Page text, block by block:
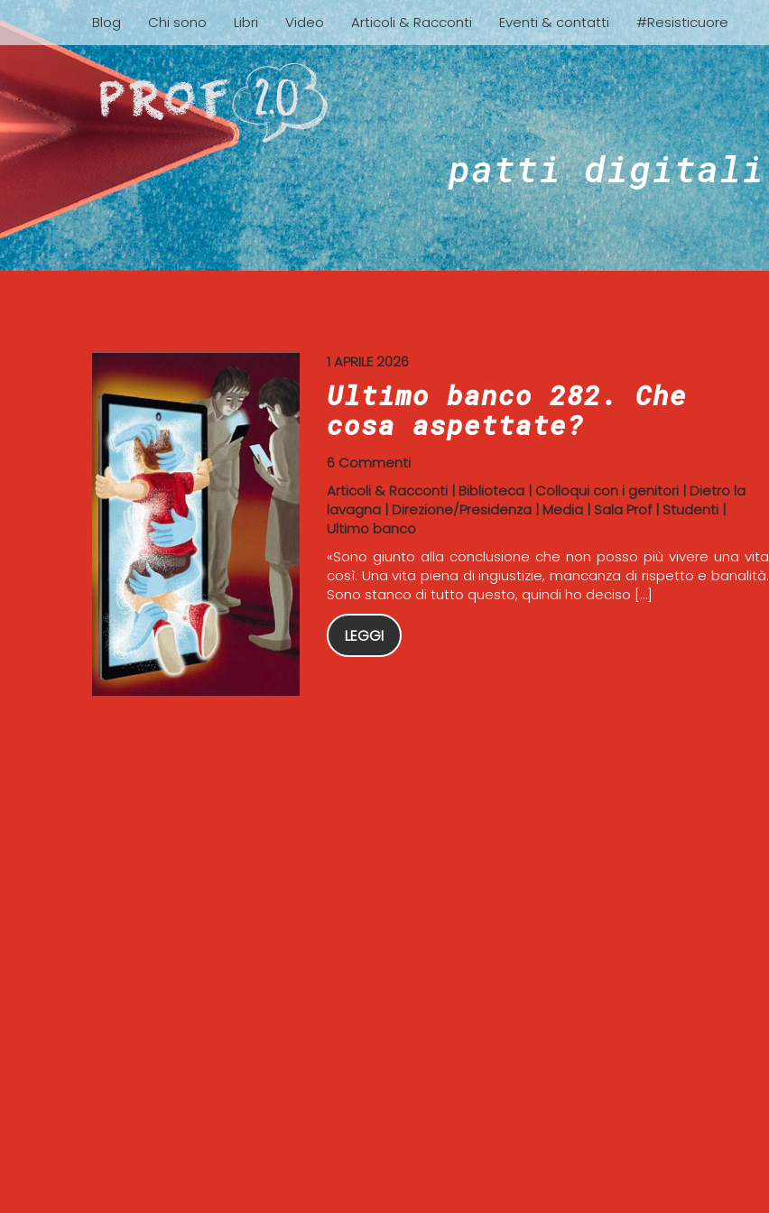
Blog Chi sono Libri Video Articoli & Racconti Eventi & contatti #Resisticuore
patti digitali
1 APRILE 2026
Ultimo banco 282. Che
cosa aspettate?
6 Commenti
Articoli & Racconti| Biblioteca| Colloqui con i genitori| Dietro la
lavagna| Direzione/Presidenza| Media| Sala Prof| Studenti|
Ultimo banco
«Sono giunto alla conclusione che non posso più vivere una vita
così. Una vita piena di ingiustizie, mancanza di rispetto e banalità.
Sono stanco di tutto questo, quindi ho deciso […]
LEGGI